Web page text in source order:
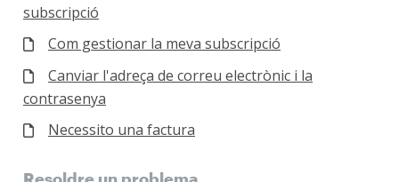
subscripció
Com gestionar la meva subscripció
Canviar l'adreça de correu electrònic i la
contrasenya
Necessito una factura